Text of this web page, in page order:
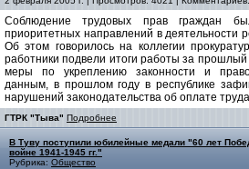
Соблюдение трудовых прав граждан
приоритетных направлений в деятельности
Об этом говорилось на коллегии
работники подвели итоги работы за
меры по укреплению законности и
данным, в прошлом году в республике
нарушений законодательства об оплате
ГТРК "Тыва" Подробнее
В Туву поступили юбилейные медали "60 лет
войне 1941-1945 гг."
Рубрика: Общество